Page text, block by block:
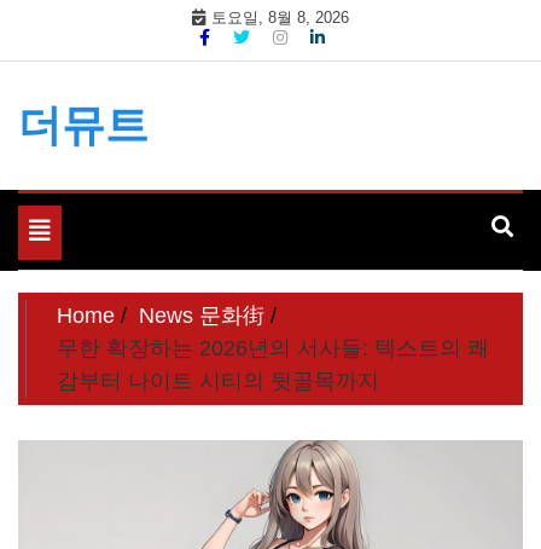
토요일, 8월 8, 2026
더뮤트
Toggle
navigation
Home
News 문화街
무한 확장하는 2026년의 서사들: 텍스트의 쾌
감부터 나이트 시티의 뒷골목까지